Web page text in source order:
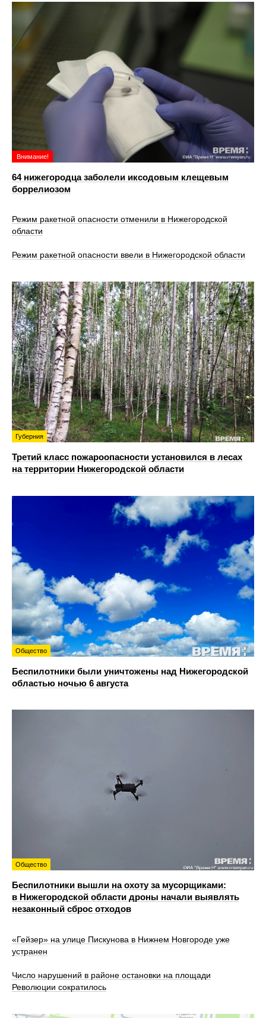
Внимание!
64 нижегородца заболели иксодовым клещевым
боррелиозом
Режим ракетной опасности отменили в Нижегородской
области
Режим ракетной опасности ввели в Нижегородской области
Губерния
Третий класс пожароопасности установился в лесах
на территории Нижегородской области
Общество
Беспилотники были уничтожены над Нижегородской
областью ночью 6 августа
Общество
Беспилотники вышли на охоту за мусорщиками:
в Нижегородской области дроны начали выявлять
незаконный сброс отходов
«Гейзер» на улице Пискунова в Нижнем Новгороде уже
устранен
Число нарушений в районе остановки на площади
Революции сократилось